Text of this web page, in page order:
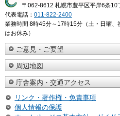
〒062-8612 札幌市豊平区平岸6条10
代表電話： 011-822-2400
業務時間 8時45分～17時15分（土・日曜、
はお休み）
ご意見・ご要望
周辺地図
庁舎案内・交通アクセス
リンク・著作権・免責事項
個人情報の保護